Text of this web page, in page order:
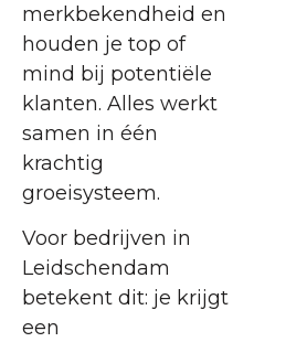
merkbekendheid en
houden je top of
mind bij potentiële
klanten. Alles werkt
samen in één
krachtig
groeisysteem.
Voor bedrijven in
Leidschendam
betekent dit: je krijgt
een